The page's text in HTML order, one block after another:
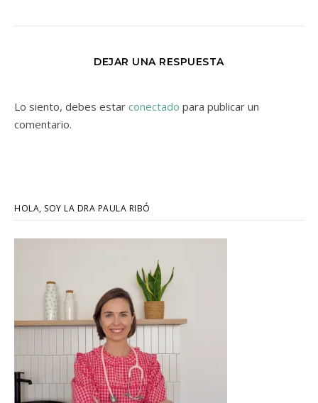
DEJAR UNA RESPUESTA
Lo siento, debes estar conectado para publicar un
comentario.
HOLA, SOY LA DRA PAULA RIBÓ